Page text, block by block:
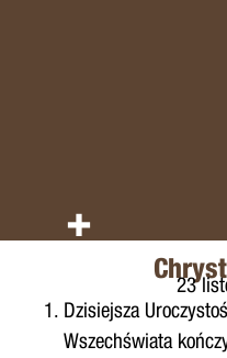
+
23
Dzisiejsza
Wszechświata